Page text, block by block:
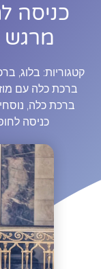
כניסה
מרגש
קטגוריות: בלוג,
ברכת כלה עם
ברכת כלה,
כניסה